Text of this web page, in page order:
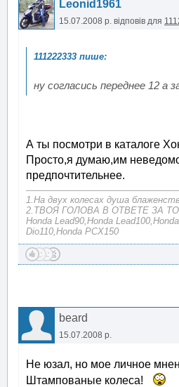
Leonid1961
15.07.2008 р. відповів для
ну согласись переднее 12 а
А ты посмотри в каталоге
Просто,я думаю,им
предпочтительнее.
1.На двух колесах душа
2.ТВОЯ ГОЛОВА В ОТВЕТЕ ЗА
Honda Lead90,Honda
Dio110,Honda PCX150
beard
15.07.2008 р.
Не юзал, но мое личное
Штампованые колеса!